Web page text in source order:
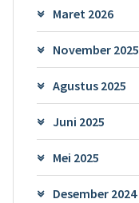
Maret 2026
November 2025
Agustus 2025
Juni 2025
Mei 2025
Desember 2024